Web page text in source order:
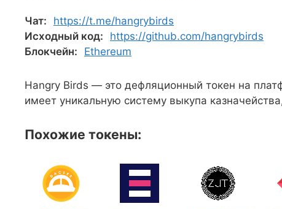
Чат:
https://t.me/hangrybirds
Исходный код:
https://github.com/hangrybirds
Блокчейн:
Ethereum
Hangry Birds — это дефляционный токен на
имеет уникальную систему выкупа
Похожие токены: